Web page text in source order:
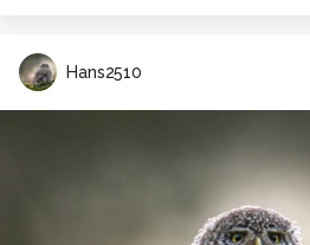
Hans2510